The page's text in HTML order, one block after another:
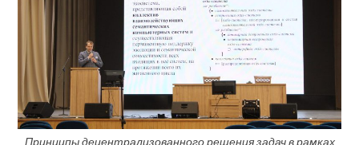
Принципы децентрализованного решения задач в рамках